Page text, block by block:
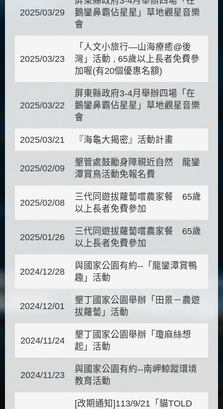
2025/03/29
鵝鑾鼻霸佔星星」草地觀星音樂
會
2025/03/23
「人文小旅行—山海療癒@後
灣」活動 , 65歲以上長者免費參
加喔(有20個優惠名額)
2025/03/22
屏東縣政府3-4月舉辦四場「在
鵝鑾鼻霸佔星星」草地觀星音樂
會
2025/03/21 『海龜大揭密』活動計畫
2025/02/09
墾管處鼓勵身障親近自然 龍鑾
潭賞鳥活動免報名費
2025/02/08
三代同遊拔蘿蔔嚐農家餐 65歲
以上長者免費參加
2025/01/26
三代同遊拔蘿蔔嚐農家餐 65歲
以上長者免費參加
2024/12/28
與國家公園有約--「龍鑾潭賞鴨
趣」活動
2024/12/01
墾丁國家公園舉辦「田景－農遊
拔蘿蔔」活動
2024/11/24
墾丁國家公園舉辦「瓊麻絲想
起」活動
2024/11/23
與國家公園有約--南岬鯨蹤環境
教育活動
[改期通知]113/9/21「貓TOLD